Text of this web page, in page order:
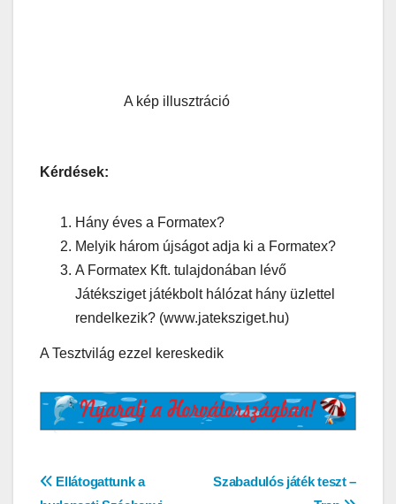
A kép illusztráció
Kérdések:
Hány éves a Formatex?
Melyik három újságot adja ki a Formatex?
A Formatex Kft. tulajdonában lévő
Játéksziget játékbolt hálózat hány üzlettel
rendelkezik? (www.jateksziget.hu)
A Tesztvilág ezzel kereskedik
Bejegyzés
Szabadulós játék teszt –
Ellátogattunk a